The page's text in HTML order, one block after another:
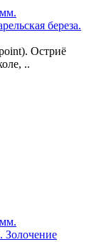
береза.
Остриё
..